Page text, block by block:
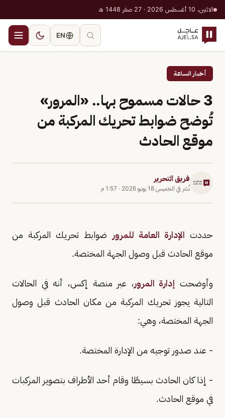
الاثنين، 10 أغسطس 2026 · 27 صفر 1448 هـ
EN
أخبار الساعة
3 حالات مسموح بها.. «المرور»
تُوضح ضوابط تحريك المركبة من
موقع الحادث
فريق التحرير
نُشر في الخميس 18 يونيو 2026 · 1:57 م
حددت الإدارة العامة للمرور
ضوابط تحريك المركبة من
موقع الحادث قبل وصول الجهة المختصة.
وأوضحت إدارة المرور، عبر منصة إكس، أنه في الحالات
التالية يجوز تحريك المركبة من مكان الحادث قبل وصول
الجهة المختصة، وهي:
- عند صدور توجيه من الإدارة المختصة.
- إذا كان الحادث بسيطًا وقام أحد الأطراف بتصوير المركبات
في موقع الحادث.